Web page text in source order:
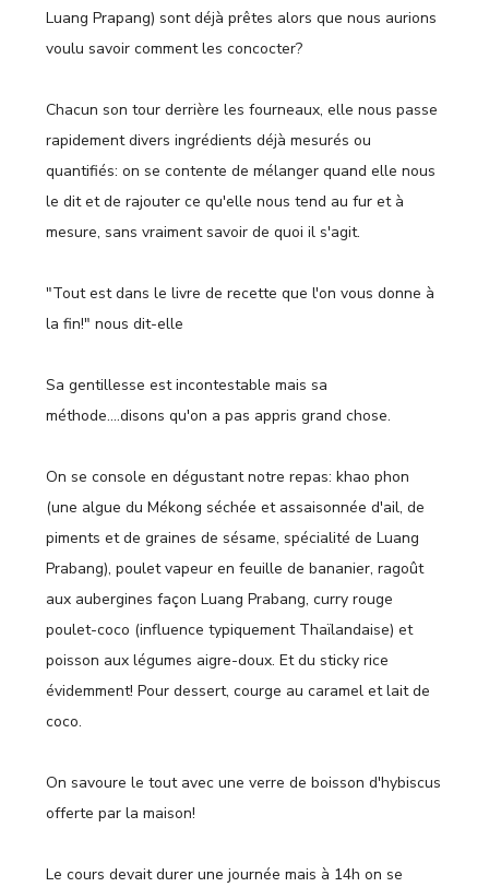
Luang Prapang) sont déjà prêtes alors que nous aurions
voulu savoir comment les concocter?
Chacun son tour derrière les fourneaux, elle nous passe
rapidement divers ingrédients déjà mesurés ou
quantifiés: on se contente de mélanger quand elle nous
le dit et de rajouter ce qu'elle nous tend au fur et à
mesure, sans vraiment savoir de quoi il s'agit.
"Tout est dans le livre de recette que l'on vous donne à
la fin!" nous dit-elle
Sa gentillesse est incontestable mais sa
méthode....disons qu'on a pas appris grand chose.
On se console en dégustant notre repas: khao phon
(une algue du Mékong séchée et assaisonnée d'ail, de
piments et de graines de sésame, spécialité de Luang
Prabang), poulet vapeur en feuille de bananier, ragoût
aux aubergines façon Luang Prabang, curry rouge
poulet-coco (influence typiquement Thaïlandaise) et
poisson aux légumes aigre-doux. Et du sticky rice
évidemment! Pour dessert, courge au caramel et lait de
coco.
On savoure le tout avec une verre de boisson d'hybiscus
offerte par la maison!
Le cours devait durer une journée mais à 14h on se